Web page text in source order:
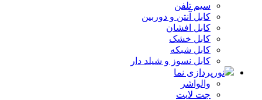
سیم تلفن
کابل آنتن و دوربین
کابل افشان
کابل خشک
کابل شبکه
کابل نسوز و شیلد دار
نورپردازی نما
والواشر
جت لایت